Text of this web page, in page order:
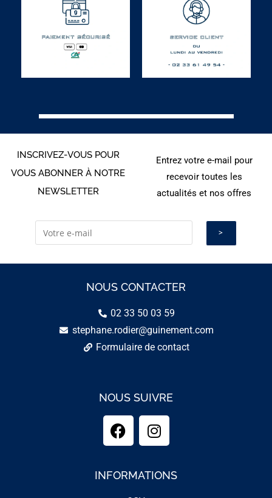
INSCRIVEZ-VOUS POUR
VOUS ABONNER À NOTRE
NEWSLETTER
Entrez votre e-mail pour
recevoir toutes les
actualités et nos offres
NOUS CONTACTER
02 33 50 03 59
stephane.rodier@guinement.com
Formulaire de contact
NOUS SUIVRE
INFORMATIONS